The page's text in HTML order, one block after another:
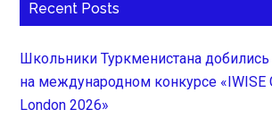
Recent Posts
Школьники Туркменистана добились
на международном конкурсе «IWISE
London 2026»